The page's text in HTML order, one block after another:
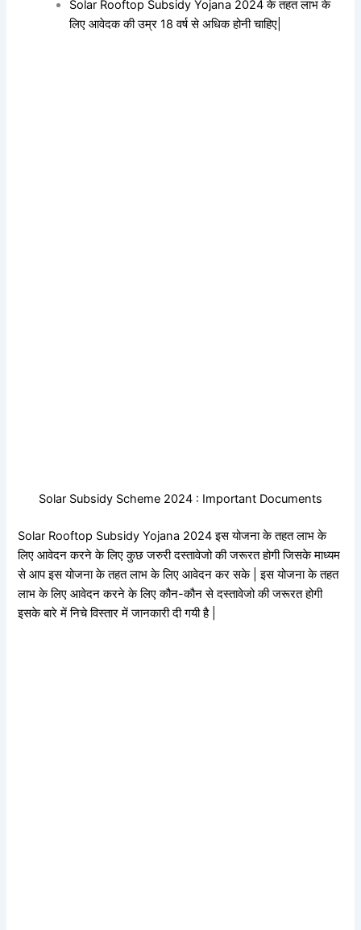
Solar Rooftop Subsidy Yojana 2024 के तहत लाभ के
लिए आवेदक की उम्र 18 वर्ष से अधिक होनी चाहिए|
Solar Subsidy Scheme 2024 : Important Documents
Solar Rooftop Subsidy Yojana 2024 इस योजना के तहत लाभ के
लिए आवेदन करने के लिए कुछ जरुरी दस्तावेजो की जरूरत होगी जिसके माध्यम
से आप इस योजना के तहत लाभ के लिए आवेदन कर सके | इस योजना के तहत
लाभ के लिए आवेदन करने के लिए कौन-कौन से दस्तावेजो की जरूरत होगी
इसके बारे में निचे विस्तार में जानकारी दी गयी है |